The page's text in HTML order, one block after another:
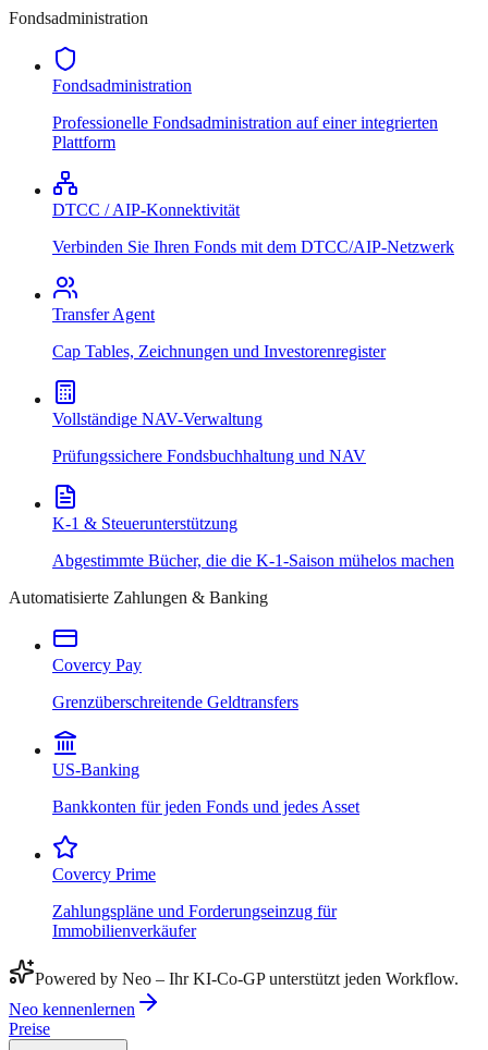
Fondsadministration
Fondsadministration
Professionelle Fondsadministration auf einer integrierten
Plattform
DTCC / AIP-Konnektivität
Verbinden Sie Ihren Fonds mit dem DTCC/AIP-Netzwerk
Transfer Agent
Cap Tables, Zeichnungen und Investorenregister
Vollständige NAV-Verwaltung
Prüfungssichere Fondsbuchhaltung und NAV
K-1 & Steuerunterstützung
Abgestimmte Bücher, die die K-1-Saison mühelos machen
Automatisierte Zahlungen & Banking
Covercy Pay
Grenzüberschreitende Geldtransfers
US-Banking
Bankkonten für jeden Fonds und jedes Asset
Covercy Prime
Zahlungspläne und Forderungseinzug für
Immobilienverkäufer
Powered by Neo – Ihr KI-Co-GP unterstützt jeden Workflow.
Neo kennenlernen
Preise